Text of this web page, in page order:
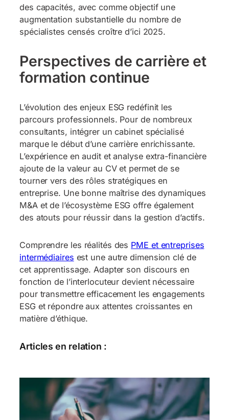
des capacités, avec comme objectif une
augmentation substantielle du nombre de
spécialistes censés croître d’ici 2025.
Perspectives de carrière et
formation continue
L’évolution des enjeux ESG redéfinit les
parcours professionnels. Pour de nombreux
consultants, intégrer un cabinet spécialisé
marque le début d’une carrière enrichissante.
L’expérience en audit et analyse extra-financière
ajoute de la valeur au CV et permet de se
tourner vers des rôles stratégiques en
entreprise. Une bonne maîtrise des dynamiques
M&A et de l’écosystème ESG offre également
des atouts pour réussir dans la gestion d’actifs.
Comprendre les réalités des PME et entreprises
intermédiaires est une autre dimension clé de
cet apprentissage. Adapter son discours en
fonction de l’interlocuteur devient nécessaire
pour transmettre efficacement les engagements
ESG et répondre aux attentes croissantes en
matière d’éthique.
Articles en relation :